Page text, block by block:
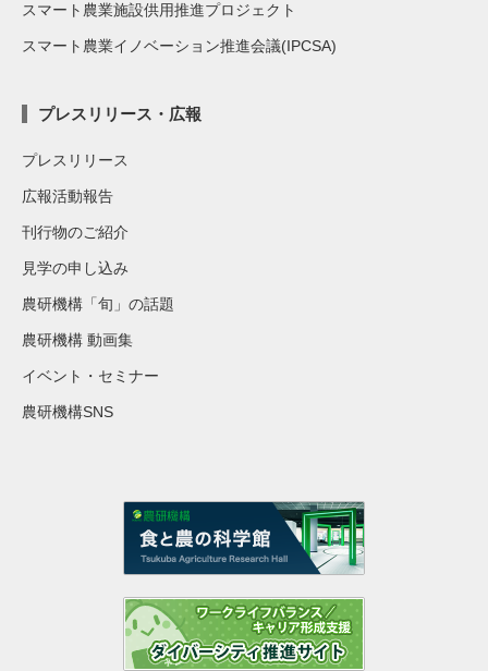
スマート農業施設供用推進プロジェクト
スマート農業イノベーション推進会議(IPCSA)
プレスリリース・広報
プレスリリース
広報活動報告
刊行物のご紹介
見学の申し込み
農研機構「旬」の話題
農研機構 動画集
イベント・セミナー
農研機構SNS